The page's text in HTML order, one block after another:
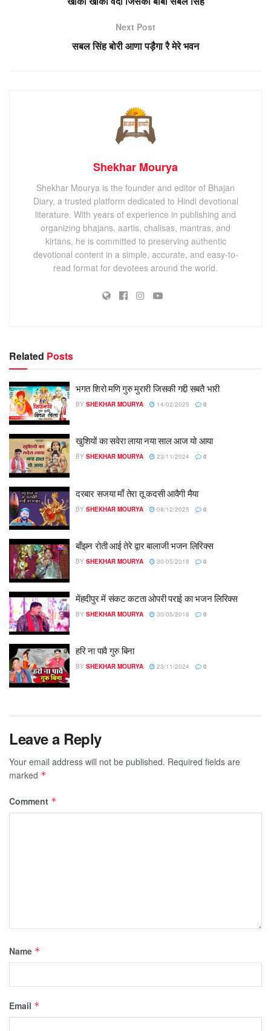
Next Post
सबल सिंह बोरी आणा पड़ैगा रै मेरे भवन
Shekhar Mourya
Shekhar Mourya is the founder and editor of Bhajan
Diary, a trusted platform dedicated to Hindi devotional
literature. With years of experience in publishing and
organizing bhajans, aartis, chalisas, mantras, and
kirtans, he is committed to preserving authentic
devotional content in a simple, accurate, and easy-to-
read format for devotees around the world.
Related Posts
भगत शिरो मणि गुरु मुरारी जिसकी गद्दी सबतै भारी
BY SHEKHAR MOURYA 14/02/2025 0
खुशियों का सवेरा लाया नया साल आज यो आया
BY SHEKHAR MOURYA 23/11/2024 0
दरबार सजया माँ तेरा तू कदसी आवैगी मैया
BY SHEKHAR MOURYA 08/12/2025 0
बाँझन रोती आई तेरे द्वार बालाजी भजन लिरिक्स
BY SHEKHAR MOURYA 30/05/2018 0
मेंहदीपुर में संकट कटता ओपरी पराई का भजन लिरिक्स
BY SHEKHAR MOURYA 30/05/2018 0
हरि ना पावै गुरु बिना
BY SHEKHAR MOURYA 23/11/2024 0
Leave a Reply
Your email address will not be published. Required fields are
marked *
Comment *
Name *
Email *